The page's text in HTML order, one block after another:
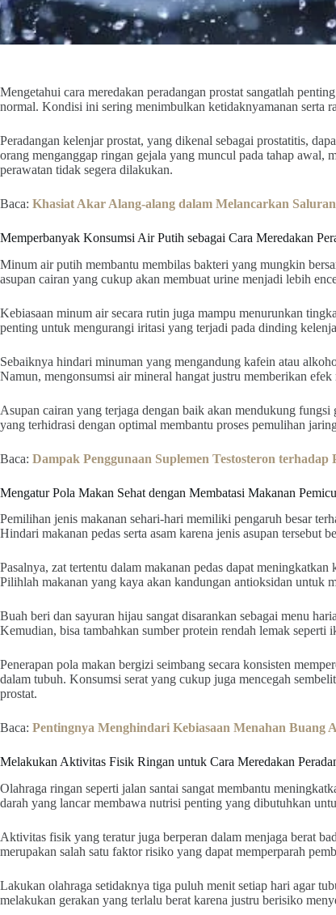
Mengetahui cara meredakan peradangan prostat sangatlah
normal. Kondisi ini sering menimbulkan ketidaknyamanan serta
Peradangan kelenjar prostat, yang dikenal sebagai prostatitis,
orang menganggap ringan gejala yang muncul pada tahap awal,
perawatan tidak segera dilakukan.
Baca: Khasiat Akar Alang-alang dalam Melancarkan
Memperbanyak Konsumsi Air Putih sebagai Cara Meredakan
Minum air putih membantu membilas bakteri yang mungkin
asupan cairan yang cukup akan membuat urine menjadi lebih
Kebiasaan minum air secara rutin juga mampu menurunkan
penting untuk mengurangi iritasi yang terjadi pada dinding
Sebaiknya hindari minuman yang mengandung kafein atau
Namun, mengonsumsi air mineral hangat justru memberikan
Asupan cairan yang terjaga dengan baik akan mendukung
yang terhidrasi dengan optimal membantu proses pemulihan
Baca: Dampak Penggunaan Suplemen Testosteron terhadap
Mengatur Pola Makan Sehat dengan Membatasi Makanan
Pemilihan jenis makanan sehari-hari memiliki pengaruh besar
Hindari makanan pedas serta asam karena jenis asupan tersebut
Pasalnya, zat tertentu dalam makanan pedas dapat
Pilihlah makanan yang kaya akan kandungan antioksidan untuk
Buah beri dan sayuran hijau sangat disarankan sebagai menu
Kemudian, bisa tambahkan sumber protein rendah lemak seperti
Penerapan pola makan bergizi seimbang secara konsisten
dalam tubuh. Konsumsi serat yang cukup juga mencegah
prostat.
Baca: Pentingnya Menghindari Kebiasaan Menahan Buang
Melakukan Aktivitas Fisik Ringan untuk Cara Meredakan
Olahraga ringan seperti jalan santai sangat membantu
darah yang lancar membawa nutrisi penting yang dibutuhkan
Aktivitas fisik yang teratur juga berperan dalam menjaga berat
merupakan salah satu faktor risiko yang dapat memperparah
Lakukan olahraga setidaknya tiga puluh menit setiap hari agar
melakukan gerakan yang terlalu berat karena justru berisiko